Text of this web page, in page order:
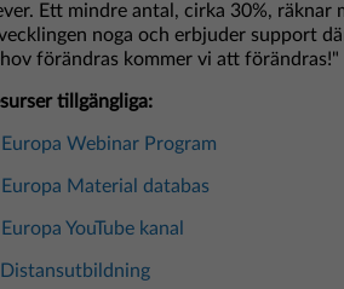
Ett mindre antal, cirka 30%, räknar
noga och erbjuder support
förändras kommer vi att förändras!"
tillgängliga:
Europa Webinar Program
Europa Material databas
Europa YouTube kanal